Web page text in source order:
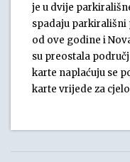
je u dvije
spadaju parkirališni
od ove godine i
su preostala
karte naplaćuju se
karte vrijede za